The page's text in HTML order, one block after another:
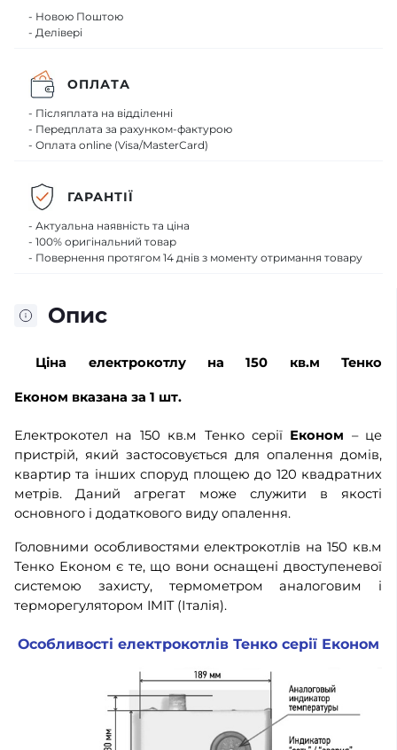
Опис
Ціна електрокотлу на 150 кв.м Тенко
Економ вказана за 1 шт.
Електрокотел на 150 кв.м Тенко серії Економ – це
пристрій, який застосовується для опалення домів,
квартир та інших споруд площею до 120 квадратних
метрів. Даний агрегат може служити в якості
основного і додаткового виду опалення.
Головними особливостями електрокотлів на 150 кв.м
Тенко Економ є те, що вони оснащені двоступеневої
системою захисту, термометром аналоговим і
терморегулятором IMIT (Італія).
Особливості електрокотлів Тенко серії Економ
- Новою Поштою
- Делівері
ОПЛАТА
- Післяплата на відділенні
- Передплата за рахунком-фактурою
- Оплата online (Visa/MasterCard)
ГАРАНТІЇ
- Актуальна наявність та ціна
- 100% оригінальний товар
- Повернення протягом 14 днів з моменту отримання товару